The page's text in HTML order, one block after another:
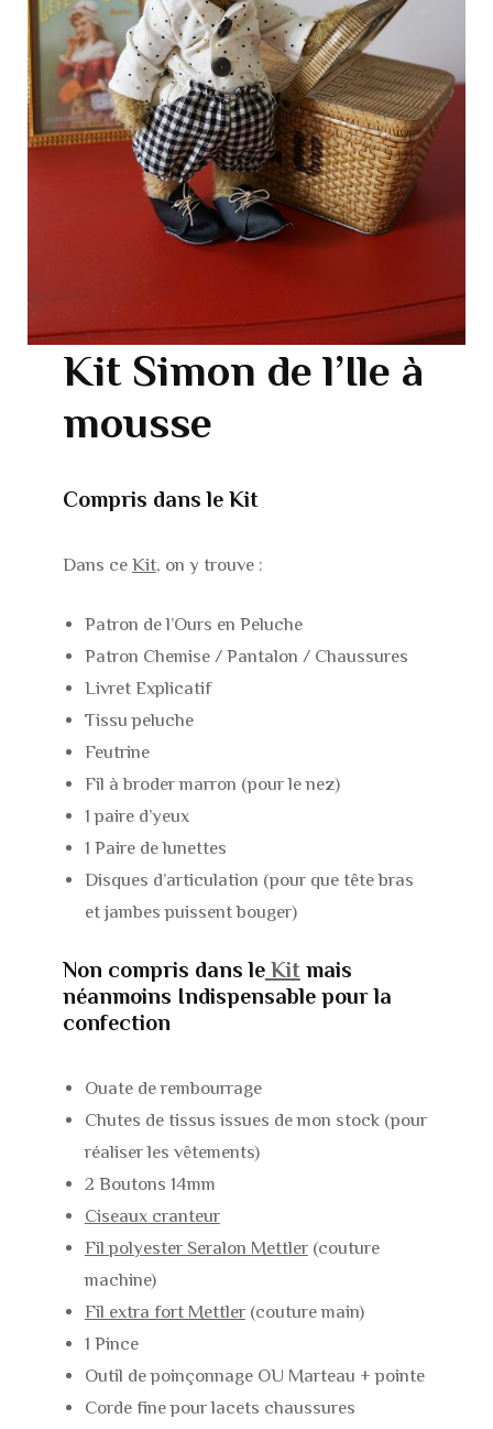
Kit Simon de l’Ile à
mousse
Compris dans le Kit
Dans ce Kit, on y trouve :
Patron de l’Ours en Peluche
Patron Chemise / Pantalon / Chaussures
Livret Explicatif
Tissu peluche
Feutrine
Fil à broder marron (pour le nez)
1 paire d’yeux
1 Paire de lunettes
Disques d’articulation (pour que tête bras
et jambes puissent bouger)
Non compris dans leKitmais
néanmoins Indispensable pour la
confection
Ouate de rembourrage
Chutes de tissus issues de mon stock (pour
réaliser les vêtements)
2 Boutons 14mm
Ciseaux cranteur
Fil polyester Seralon Mettler(couture
machine)
Fil extra fort Mettler(couture main)
1 Pince
Outil de poinçonnage OU Marteau + pointe
Corde fine pour lacets chaussures